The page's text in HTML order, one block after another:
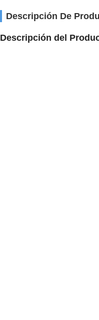
Descripción De
Descripción del